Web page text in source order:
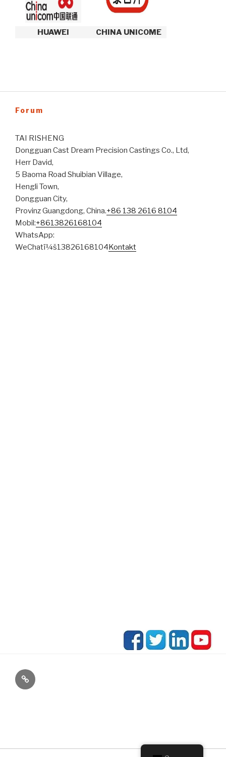
HUAWEI CHINA UNICOME
Forum
TAI RISHENG
Dongguan Cast Dream Precision Castings Co., Ltd,
Herr David,
5 Baoma Road Shuibian Village,
Hengli Town,
Dongguan City,
Provinz Guangdong, China.+86 138 2616 8104
Mobil:+8613826168104
WhatsApp:
WeChatï¼š13826168104Kontakt
E-
Mail: